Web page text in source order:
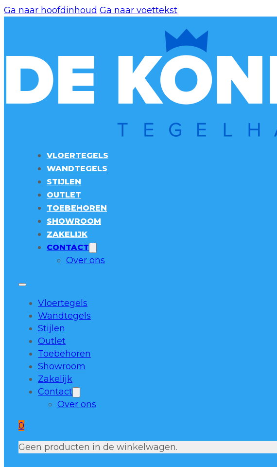
Ga naar hoofdinhoud Ga naar voettekst
VLOERTEGELS
WANDTEGELS
STIJLEN
OUTLET
TOEBEHOREN
SHOWROOM
ZAKELIJK
CONTACT
Over ons
Vloertegels
Wandtegels
Stijlen
Outlet
Toebehoren
Showroom
Zakelijk
Contact
Over ons
0
Geen producten in de winkelwagen.